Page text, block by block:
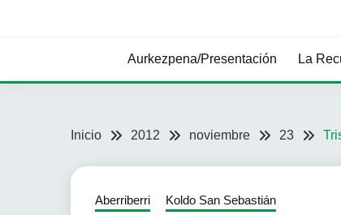
Aurkezpena/Presentación La
Inicio 2012 noviembre 23
Aberriberri Koldo San Sebastián